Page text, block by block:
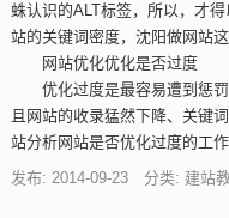
蛛认识的ALT标签，所以，才
站的关键词密度，沈阳做网站
网站优化优化是否过度
优化过度是最容易遭到惩罚
且网站的收录猛然下降、关键
站分析网站是否优化过度的工
发布: 2014-09-23 分类: 建站